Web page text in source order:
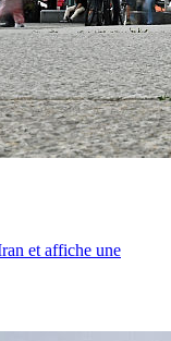
et affiche une